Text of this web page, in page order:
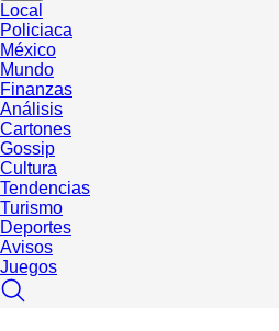
Local
Policiaca
México
Mundo
Finanzas
Análisis
Cartones
Gossip
Cultura
Tendencias
Turismo
Deportes
Avisos
Juegos